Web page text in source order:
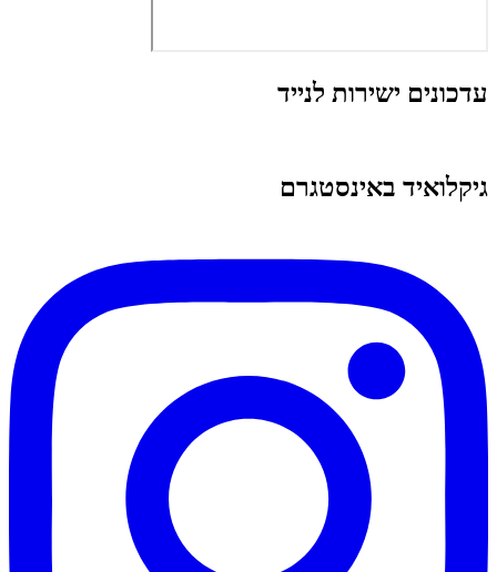
עדכונים ישירות לנייד
גיקלואיד באינסטגרם